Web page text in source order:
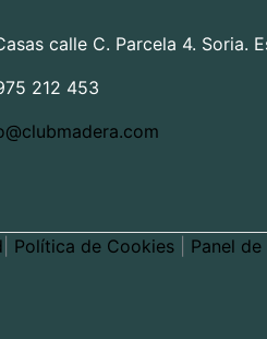
calle C. Parcela 4. Soria.
212 453
Política de Cookies Panel